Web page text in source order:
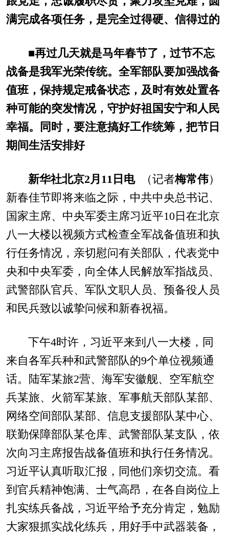
满完成各项任务，是完全过得硬、信得过的
■再过几天就是马年春节了，过节不忘
战备是我军光荣传统。全军部队要加强战备
值班，保持规定戒备状态，及时有效处置各
种可能的突发情况，守护好祖国安宁和人民
幸福。同时，要注意搞好工作统筹，把节日
期间生活安排好
新华社北京2月11日电（记者梅常伟）
新春佳节即将来临之际，中共中央总书记、
国家主席、中央军委主席习近平10日在北京
八一大楼以视频方式检查全军战备值班和执
行任务情况，亲切慰问有关部队，代表党中
央和中央军委，向全体人民解放军指战员、
武警部队官兵、军队文职人员、预备役人员
和民兵致以诚挚问候和新春祝福。
下午4时许，习近平来到八一大楼，同
来自各军兵种和武警部队的9个单位视频通
话。陆军某旅2营、海军安徽舰、空军航空
兵某旅、火箭军某旅、军事航天部队某部、
网络空间部队某部、信息支援部队某中心、
联勤保障部队某仓库、武警部队某支队，依
次向习主席报告战备值班和执行任务情况。
习近平认真听取汇报，同他们亲切交流。看
到官兵精神饱满、士气高昂，在各自岗位上
扎实练兵备战，习近平给予充分肯定，勉励
大家狠抓实战化练兵，用好手中武器装备，